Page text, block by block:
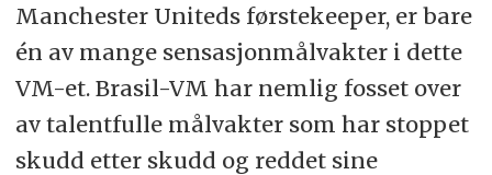
Manchester Uniteds førstekeeper, er bare
én av mange sensasjonmålvakter i dette
VM-et. Brasil-VM har nemlig fosset over
av talentfulle målvakter som har stoppet
skudd etter skudd og reddet sine